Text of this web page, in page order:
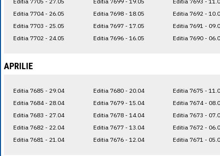
Editia 7704 - 26.05
Editia 7703 - 25.05
Editia 7702 - 24.05
Editia 7698 - 18.05
Editia 7697 - 17.05
Editia 7696 - 16.05
Editia 7692 -
Editia 7691 -
Editia 7690 -
APRILIE
Editia 7685 - 29.04
Editia 7684 - 28.04
Editia 7683 - 27.04
Editia 7682 - 22.04
Editia 7681 - 21.04
Editia 7680 - 20.04
Editia 7679 - 15.04
Editia 7678 - 14.04
Editia 7677 - 13.04
Editia 7676 - 12.04
Editia 7675 -
Editia 7674 -
Editia 7673 -
Editia 7672 -
Editia 7671 -